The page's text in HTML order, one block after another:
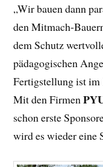
„Wir bauen dann
den Mitmach-
dem Schutz
pädagogischen
Fertigstellung ist
Mit den Firmen
schon erste
wird es wieder eine